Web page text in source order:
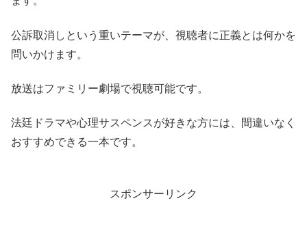
公訴取消しという重いテーマが、視聴者に正義とは何かを
問いかけます。
放送はファミリー劇場で視聴可能です。
法廷ドラマや心理サスペンスが好きな方には、間違いなく
おすすめできる一本です。
スポンサーリンク